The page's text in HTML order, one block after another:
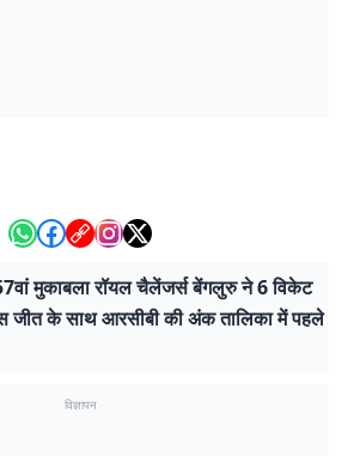
मुकाबला रॉयल चैलेंजर्स बेंगलुरु ने 6 विकेट
जीत के साथ आरसीबी की अंक तालिका में पहले
विज्ञापन